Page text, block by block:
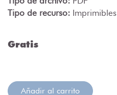
Tipo de recurso: Imprimibles
Gratis
Añadir al carrito